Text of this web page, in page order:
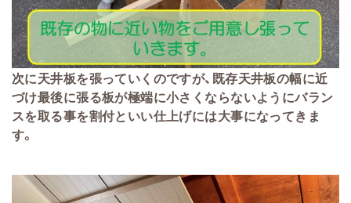
次に天井板を張っていくのですが、既存天井板の幅に近
づけ最後に張る板が極端に小さくならないようにバラン
スを取る事を割付といい仕上げには大事になってきま
す。